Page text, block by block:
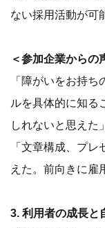
ない採用活動が可
＜参加企業からの
「障がいをお持
ルを具体的に知る
しれないと思えた
「文章構成、プ
えた。前向きに雇
3. 利用者の成長と